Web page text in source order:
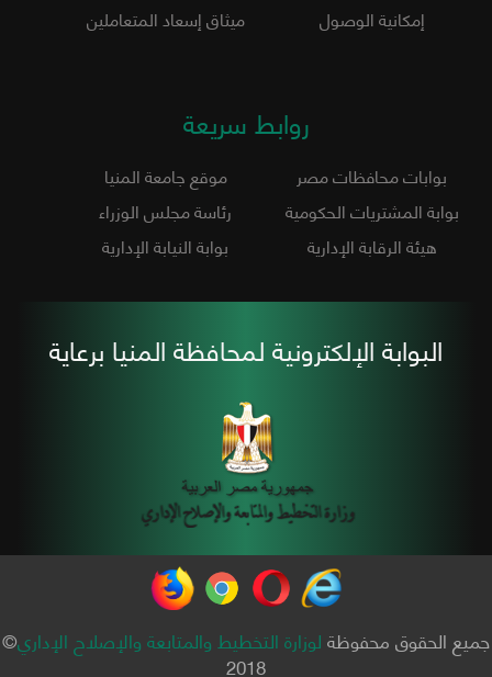
إمكانية الوصول
ميثاق إسعاد المتعاملين
روابط سريعة
بوابات محافظات مصر
موقع جامعة المنيا
بوابة المشتريات الحكومية
رئاسة مجلس الوزراء
هيئة الرقابة الإدارية
بوابة النيابة الإدارية
البوابة الإلكترونية لمحافظة المنيا برعاية
جميع الحقوق محفوظةلوزارة التخطيط والمتابعة والإصلاح الإداري©
2018